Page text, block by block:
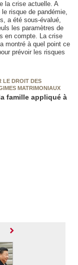
la crise actuelle. A
risque de pandémie,
a été sous-évalué,
les paramètres de
en compte. La crise
montré à quel point ce
prévoir les risques
LE DROIT DES
MATRIMONIAUX
famille appliqué à